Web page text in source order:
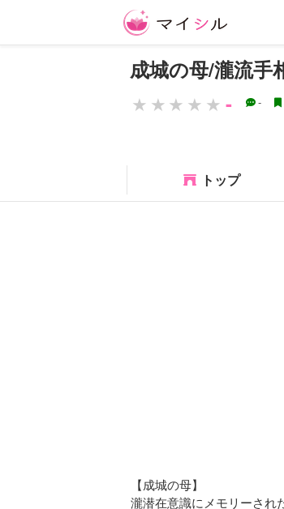
成城の母/瀧流手
-
-
トップ
【成城の母】
瀧潜在意識にメモリーされ